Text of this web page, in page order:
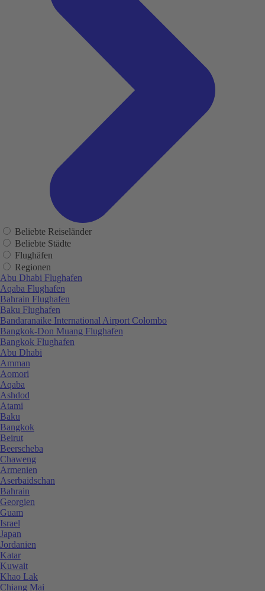
Beliebte Reiseländer
Beliebte Städte
Flughäfen
Regionen
Abu Dhabi Flughafen
Aqaba Flughafen
Bahrain Flughafen
Baku Flughafen
Bandaranaike International Airport Colombo
Bangkok-Don Muang Flughafen
Bangkok Flughafen
Abu Dhabi
Amman
Aomori
Aqaba
Ashdod
Atami
Baku
Bangkok
Beirut
Beerscheba
Chaweng
Armenien
Aserbaidschan
Bahrain
Georgien
Guam
Israel
Japan
Jordanien
Katar
Kuwait
Khao Lak
Chiang Mai